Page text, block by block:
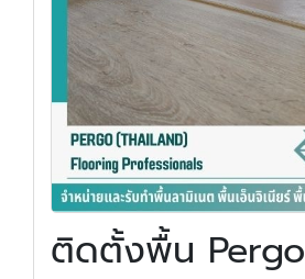
ติดตั้งพื้น Pergo